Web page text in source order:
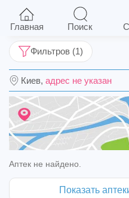
Стрептоцидовая
Киев, адрес не указан
Фильтров (1)
Аптек не найдено.
Показать
Главная Поиск